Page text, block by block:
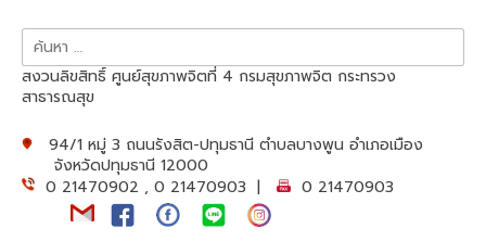
ค้นหา
สำหรับ:
สงวนลิขสิทธิ์ ศูนย์สุขภาพจิตที่ 4 กรมสุขภาพจิต กระทรวง
สาธารณสุข
94/1 หมู่ 3 ถนนรังสิต-ปทุมธานี ตำบลบางพูน อำเภอเมือง
จังหวัดปทุมธานี 12000
0 21470902 , 0 21470903 |
0 21470903